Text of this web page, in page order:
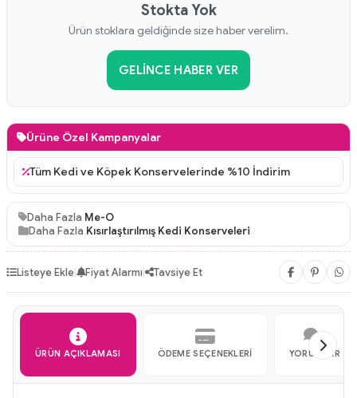
Stokta Yok
Ürün stoklara geldiğinde size haber verelim.
GELINCE HABER VER
Ürüne Özel Kampanyalar
Tüm Kedi ve Köpek Konservelerinde %10 İndirim
Daha Fazla Me-O
Daha Fazla Kısırlaştırılmış Kedi Konserveleri
Listeye Ekle| Fiyat Alarmı| Tavsiye Et
ÜRÜN AÇIKLAMASI ÖDEME SEÇENEKLERI YORUMLAR